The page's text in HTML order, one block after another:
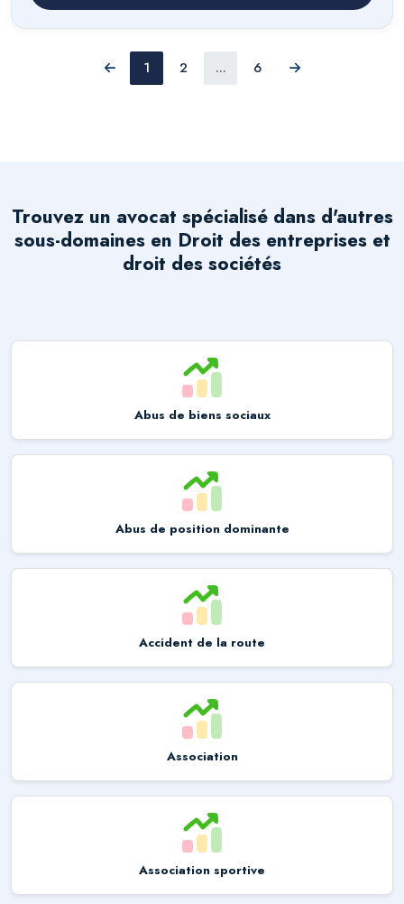
Précédent
1 2 ... 6 Suivant
Trouvez un avocat spécialisé dans d'autres
sous-domaines en Droit des entreprises et
droit des sociétés
Abus de biens sociaux
Abus de position dominante
Accident de la route
Association
Association sportive